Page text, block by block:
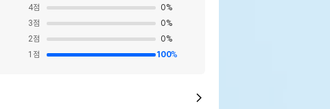
4점 0%
3점 0%
2점 0%
1 점 100%